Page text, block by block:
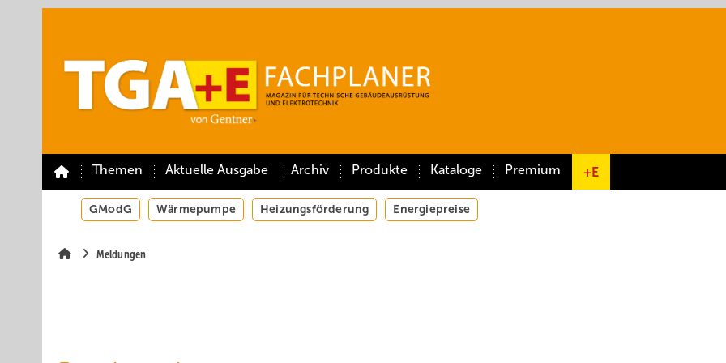
Themen Aktuelle Ausgabe Archiv Produkte Kataloge Premium +E
GModG Wärmepumpe Heizungsförderung Energiepreise
Meldungen